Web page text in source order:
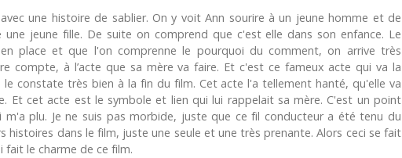
une histoire de sablier. On y voit Ann sourire à un jeune homme et de
jeune fille. De suite on comprend que c'est elle dans son enfance. Le
place et que l'on comprenne le pourquoi du comment, on arrive très
compte, à l’acte que sa mère va faire. Et c'est ce fameux acte qui va la
constate très bien à la fin du film. Cet acte l'a tellement hanté, qu'elle va
Et cet acte est le symbole et lien qui lui rappelait sa mère. C'est un point
plu. Je ne suis pas morbide, juste que ce fil conducteur a été tenu du
histoires dans le film, juste une seule et une très prenante. Alors ceci se fait
le charme de ce film.